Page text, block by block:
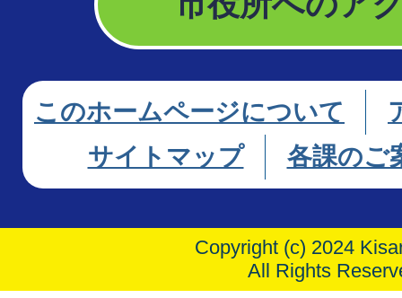
このホームページについて
サイトマップ
各課のご
Copyright (c) 2024
All Rights